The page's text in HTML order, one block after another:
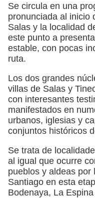
Se circula en una
pronunciada al inicio
Salas y la localidad
este punto a
estable, con pocas
ruta.
Los dos grandes
villas de Salas y
con interesantes
manifestados en
urbanos, iglesias y
conjuntos históricos
Se trata de
al igual que ocurre
pueblos y aldeas por
Santiago en esta
Bodenaya, La